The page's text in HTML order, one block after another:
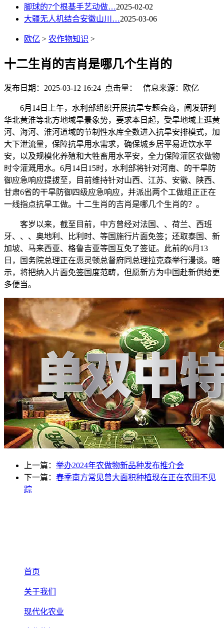
脚球的7个根基手艺动做…2025-02-02
大疆无人机结合安徽山川…2025-03-06
欧亿 > 农作物知识 >
十二生肖的吉肖是哪几个生肖的
发布日期：2025-03-12 16:24 点击量： 信息来源：欧亿
6月14日上午，水利部组织开展抗旱专题会商，阐发研判
华北黄淮等北方地域旱景象势，要求本日起，受旱地域上逛黄
河、海河、淮河道域的节制性水库全数进入抗旱安排模式，加
大下泄流量，保障抗旱用水需求，确保城乡居平易近饮水平
安，以及规模化养殖和大牲畜用水平安，全力保障灌区农做物
时令灌溉用水。6月14日15时，水利部将针对河南、的干旱防
御应急响应提拔至，目前维持针对山西、江苏、安徽、陕西、
甘肃6省的干旱防御四级应急响应，并派出两个工做组正正在
一线指点抗旱工做。十二生肖的吉肖是哪几个生肖的？。
客岁以来，截至目前，中方曾经对法国、、荷兰、西班
牙、、、奥地利、比利时、等国施行片面免签；还取泰国、新
加坡、马来西亚、格鲁吉亚等国互免了签证。此前的6月13
日，国务院总理正在惠灵顿总督府同总理拉克森举行漫谈。暗
示，将把纳入片面免签国度范畴，但愿新方为中国赴新供给更
多便当。
上一篇： 举办2024年农做物新品种发布推介会
下一篇： 春季南方常见曾大面积种植现在正在农田不见
踪
首页
关于我们
现代化农业